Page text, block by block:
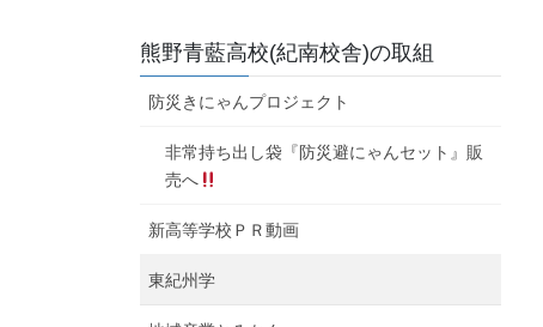
熊野青藍高校(紀南校舎)の取組
防災きにゃんプロジェクト
非常持ち出し袋『防災避にゃんセット』販
売へ
新高等学校ＰＲ動画
東紀州学